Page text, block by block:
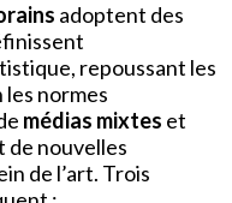
adoptent des
repoussant les
normes
médias mixtes et
de nouvelles
de l’art. Trois